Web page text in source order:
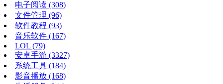
电子阅读 (308)
文件管理 (96)
软件教程 (93)
音乐软件 (167)
LOL (79)
安卓手游 (3327)
系统工具 (184)
影音播放 (168)